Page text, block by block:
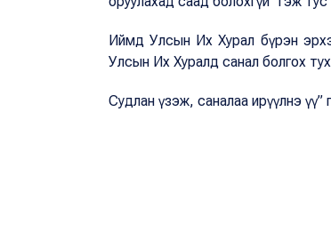
Иймд Улсын Их Хурал бүрэн
Улсын Их Хуралд санал болгох
Судлан үзэж, саналаа ирүүлнэ үү”